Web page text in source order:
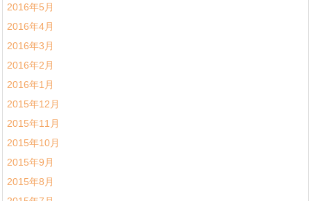
2016年5月
2016年4月
2016年3月
2016年2月
2016年1月
2015年12月
2015年11月
2015年10月
2015年9月
2015年8月